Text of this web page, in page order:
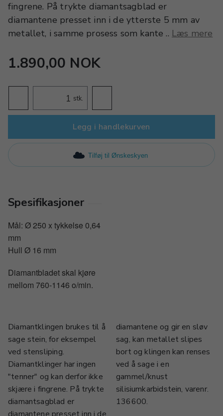
fingrene. På trykte diamantsagblad er
diamantene presset inn i de ytterste 5 mm av
metallet, i samme prosess som kante .. Læs mere
1.890,00 NOK
stk.
Legg i handlekurven
Tilføj til Ønskeskyen
Spesifikasjoner
Mål: Ø 250 x tykkelse 0,64
mm
Hull Ø 16 mm
Diamantbladet skal kjøre
mellom 760-1146 o/min.
Diamantklingen brukes til å
sage stein, for eksempel
ved stensliping.
Diamantklinger har ingen
"tenner" og kan derfor ikke
skjære i fingrene. På trykte
diamantsagblad er
diamantene og gir en sløv
sag, kan metallet slipes
bort og klingen kan renses
ved å sage i en
gammel/knust
silisiumkarbidstein, varenr.
136600.